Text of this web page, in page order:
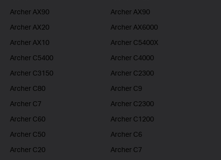
Archer AX90
Archer AX90
Archer AX20
Archer AX6000
Archer AX10
Archer C5400X
Archer C5400
Archer C4000
Archer C3150
Archer C2300
Archer C80
Archer C9
Archer C7
Archer C2300
Archer C60
Archer C1200
Archer C50
Archer C6
Archer C20
Archer C7